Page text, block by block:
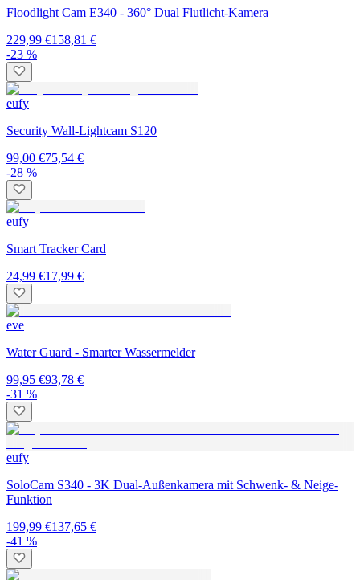
Floodlight Cam E340 - 360° Dual Flutlicht-Kamera
229,99 €158,81 €
-23 %
eufy
Security Wall-Lightcam S120
99,00 €75,54 €
-28 %
eufy
Smart Tracker Card
24,99 €17,99 €
eve
Water Guard - Smarter Wassermelder
99,95 €93,78 €
-31 %
eufy
SoloCam S340 - 3K Dual-Außenkamera mit Schwenk- & Neige-
Funktion
199,99 €137,65 €
-41 %